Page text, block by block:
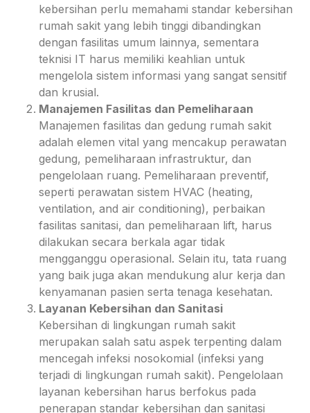
kebersihan perlu memahami standar kebersihan
rumah sakit yang lebih tinggi dibandingkan
dengan fasilitas umum lainnya, sementara
teknisi IT harus memiliki keahlian untuk
mengelola sistem informasi yang sangat sensitif
dan krusial.
Manajemen Fasilitas dan Pemeliharaan
Manajemen fasilitas dan gedung rumah sakit
adalah elemen vital yang mencakup perawatan
gedung, pemeliharaan infrastruktur, dan
pengelolaan ruang. Pemeliharaan preventif,
seperti perawatan sistem HVAC (heating,
ventilation, and air conditioning), perbaikan
fasilitas sanitasi, dan pemeliharaan lift, harus
dilakukan secara berkala agar tidak
mengganggu operasional. Selain itu, tata ruang
yang baik juga akan mendukung alur kerja dan
kenyamanan pasien serta tenaga kesehatan.
Layanan Kebersihan dan Sanitasi
Kebersihan di lingkungan rumah sakit
merupakan salah satu aspek terpenting dalam
mencegah infeksi nosokomial (infeksi yang
terjadi di lingkungan rumah sakit). Pengelolaan
layanan kebersihan harus berfokus pada
penerapan standar kebersihan dan sanitasi